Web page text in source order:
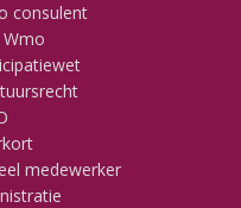
consulent
medewerker